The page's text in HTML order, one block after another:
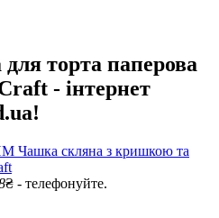
торта паперова
- інтернет
Чашка скляна з кришкою та
₴ - телефонуйте.